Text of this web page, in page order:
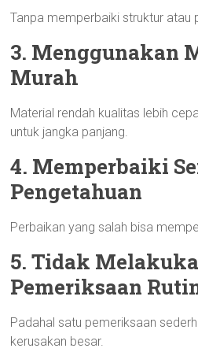
Tanpa memperbaiki struktur atau
3. Menggunakan
Murah
Material rendah kualitas lebih
untuk jangka panjang.
4. Memperbaiki
Pengetahuan
Perbaikan yang salah bisa
5. Tidak
Pemeriksaan
Padahal satu pemeriksaan
kerusakan besar.